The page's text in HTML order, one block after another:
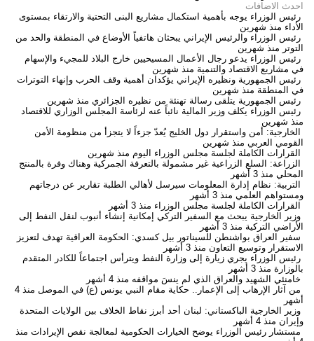
احدث الاضافات
رئيس الوزراء يوجه بأهمية استكمال مشاريع البنى التحتية والارتقاء بمستوى
الأداء منذ شهرين
رئيس الوزراء والرئيس الإيراني يبحثان هاتفياً الأوضاع في المنطقة والحد من
التوتر منذ شهرين
رئيس الوزراء يدعو رجال الأعمال المسيحيين خارج البلاد للمجيء والإسهام
في مشاريع الاقتصاد والتنمية منذ شهرين
رئيس الجمهورية ونظيره الإيراني يؤكدان أهمية وقف الحرب وإنهاء التوترات
في المنطقة منذ شهرين
رئيس الجمهورية يتلقى رسالة تهنئة من نظيره الجزائري منذ شهرين
رئيس الوزراء يكلف وزير المالية نائباً عنه لرئاسة المجلس الوزاري للاقتصاد
منذ شهرين
الخارجية: أمن واستقرار دول الخليج يُعدّ جزءاً لا يتجزأ من منظومة الأمن
القومي العربي منذ شهرين
القرارات الكاملة لجلسة مجلس الوزراء اليوم منذ شهرين
الزراعة: السلع الزراعية غير مشمولة بالتعرفة الجمركية وهناك وفرة بالمنتج
المحلي منذ 3 أشهر
التربية: نظام إدارة المعلومات سيرسل لأهالي الطلبة تقارير عن درجاتهم
ومستواهم العلمي منذ 3 أشهر
القرارات الكاملة لجلسة مجلس الوزراء منذ 3 أشهر
وزير الخارجية يبحث مع السفير التركي إمكانية إنشاء أنبوب لنقل النفط إلى
الأراضي التركية منذ 3 أشهر
سفير العراق بواشنطن للسيناتور بيل كسدي: الحكومة العراقية تهدف لتعزيز
الاستقرار وتوسيع التعاون منذ 3 أشهر
رئيس الوزراء يجري زيارة إلى وزارة النفط ويترأس اجتماعاً للكادر المتقدم
بالوزارة منذ 3 أشهر
خامنئي الشهيد والعراق الذي لم ينسَ مواقفه منذ 4 أشهر
من آثار الإرهاب إلى الإعمار.. حكاية مقام النبي يونس (ع) في الموصل
منذ 4
أشهر
وزير الخارجية الباكستاني: لبنان أحد أبرز نقاط الخلاف بين الولايات المتحدة
وإيران منذ 4 أشهر
مستشار رئيس الوزراء يوضح الخيارات الحكومية لمعالجة نقص الإيرادات منذ